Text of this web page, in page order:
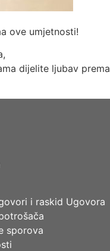
ove umjetnosti!
dijelite ljubav prema
i raskid Ugovora
sporova